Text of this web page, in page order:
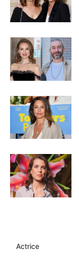
Actrice